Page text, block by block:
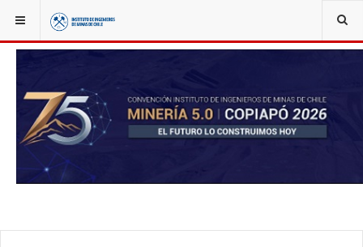
YOU ARE HERE: OBITUARIO